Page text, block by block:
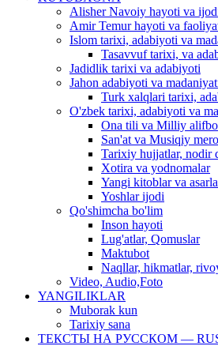
Alisher Navoiy hayoti va
Amir Temur hayoti va
Islom tarixi, adabiyoti va
Tasavvuf tarixi, va
Jadidlik tarixi va adabiyoti
Jahon adabiyoti va
Turk xalqlari tarixi,
O'zbek tarixi, adabiyoti va
Ona tili va Milliy alifbo
San'at va Musiqiy
Tarixiy hujjatlar, nodir
Xotira va yodnomalar
Yangi kitoblar va
Yoshlar ijodi
Qo'shimcha bo'lim
Inson hayoti
Lug'atlar, Qomuslar
Maktubot
Naqllar, hikmatlar,
Video, Audio,Foto
YANGILIKLAR
Muborak kun
Tarixiy sana
ТЕКСТЫ НА РУССКОМ —